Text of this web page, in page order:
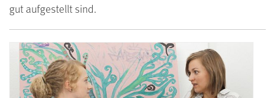
gut aufgestellt sind.